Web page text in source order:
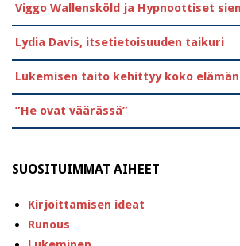
Viggo Wallensköld ja Hypnoottiset
Lydia Davis, itsetietoisuuden taikuri
Lukemisen taito kehittyy koko
”He ovat väärässä”
SUOSITUIMMAT AIHEET
Kirjoittamisen ideat
Runous